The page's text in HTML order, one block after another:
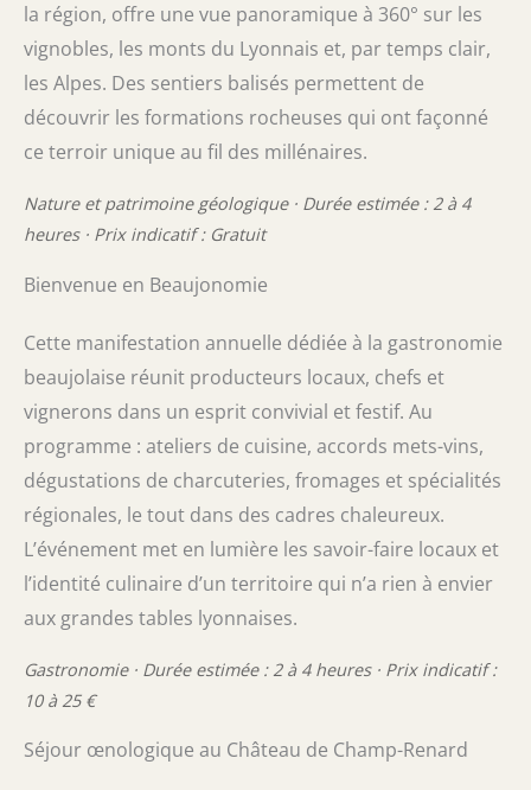
la région, offre une vue panoramique à 360° sur les
vignobles, les monts du Lyonnais et, par temps clair,
les Alpes. Des sentiers balisés permettent de
découvrir les formations rocheuses qui ont façonné
ce terroir unique au fil des millénaires.
Nature et patrimoine géologique · Durée estimée : 2 à 4
heures · Prix indicatif : Gratuit
Bienvenue en Beaujonomie
Cette manifestation annuelle dédiée à la gastronomie
beaujolaise réunit producteurs locaux, chefs et
vignerons dans un esprit convivial et festif. Au
programme : ateliers de cuisine, accords mets-vins,
dégustations de charcuteries, fromages et spécialités
régionales, le tout dans des cadres chaleureux.
L’événement met en lumière les savoir-faire locaux et
l’identité culinaire d’un territoire qui n’a rien à envier
aux grandes tables lyonnaises.
Gastronomie · Durée estimée : 2 à 4 heures · Prix indicatif :
10 à 25 €
Séjour œnologique au Château de Champ-Renard